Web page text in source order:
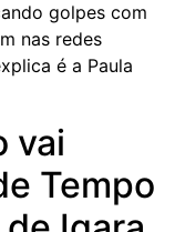
golpes com
nas redes
é a Paula
vai
Tempo